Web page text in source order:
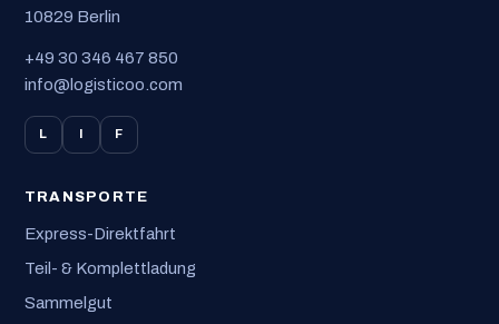
10829 Berlin
+49 30 346 467 850
info@logisticoo.com
L I F
TRANSPORTE
Express-Direktfahrt
Teil- & Komplettladung
Sammelgut